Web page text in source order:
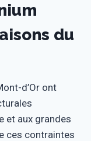
du
d’Or ont
et aux grandes
ces contraintes